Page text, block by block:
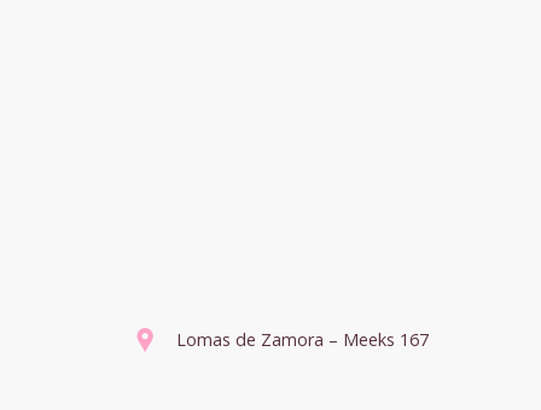
Lomas de Zamora – Meeks 167